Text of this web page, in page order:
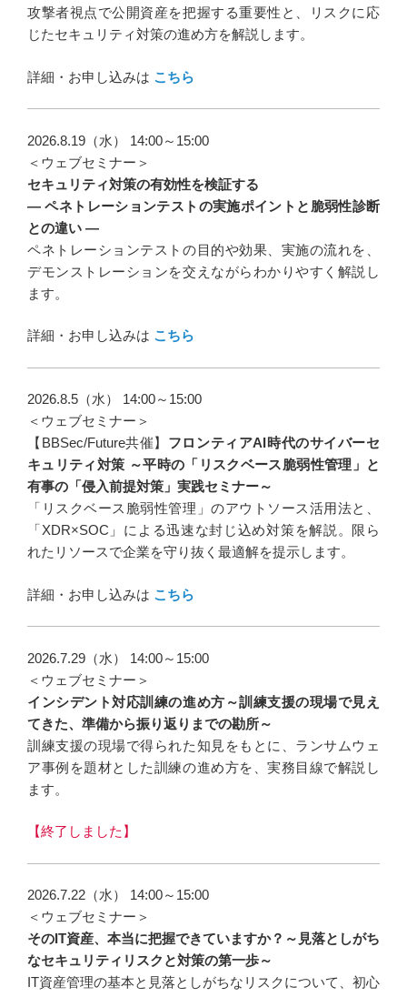
攻撃者視点で公開資産を把握する重要性と、リスクに応
じたセキュリティ対策の進め方を解説します。
詳細・お申し込みは こちら
2026.8.19（水） 14:00～15:00
＜ウェブセミナー＞
セキュリティ対策の有効性を検証する
― ペネトレーションテストの実施ポイントと脆弱性診断
との違い ―
ペネトレーションテストの目的や効果、実施の流れを、
デモンストレーションを交えながらわかりやすく解説し
ます。
詳細・お申し込みは こちら
2026.8.5（水） 14:00～15:00
＜ウェブセミナー＞
【BBSec/Future共催】 フロンティアAI時代のサイバーセ
キュリティ対策 ～平時の「リスクベース脆弱性管理」と
有事の「侵入前提対策」実践セミナー～
「リスクベース脆弱性管理」のアウトソース活用法と、
「XDR×SOC」による迅速な封じ込め対策を解説。限ら
れたリソースで企業を守り抜く最適解を提示します。
詳細・お申し込みは こちら
2026.7.29（水） 14:00～15:00
＜ウェブセミナー＞
インシデント対応訓練の進め方～訓練支援の現場で見え
てきた、準備から振り返りまでの勘所～
訓練支援の現場で得られた知見をもとに、ランサムウェ
ア事例を題材とした訓練の進め方を、実務目線で解説し
ます。
【終了しました】
2026.7.22（水） 14:00～15:00
＜ウェブセミナー＞
そのIT資産、本当に把握できていますか？～見落としがち
なセキュリティリスクと対策の第一歩～
IT資産管理の基本と見落としがちなリスクについて、初心